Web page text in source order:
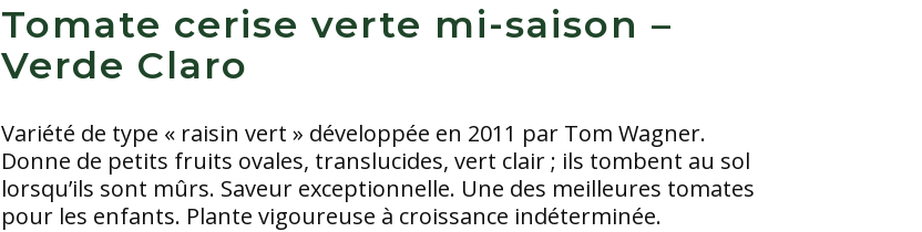
Tomate cerise verte mi-saison –
Verde Claro
Variété de type « raisin vert » développée en 2011 par Tom Wagner.
Donne de petits fruits ovales, translucides, vert clair ; ils tombent au sol
lorsqu’ils sont mûrs. Saveur exceptionnelle. Une des meilleures tomates
pour les enfants. Plante vigoureuse à croissance indéterminée.